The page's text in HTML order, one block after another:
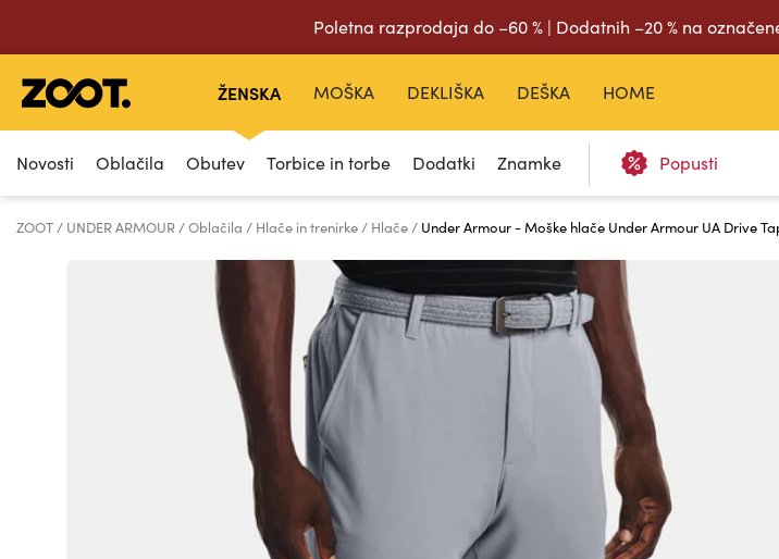
Poletna razprodaja do –60 % | Dodatnih –20 % na
ŽENSKA
Novosti Oblačila Obutev Torbice in torbe Dodatki Znamke Popusti
MOŠKA DEKLIŠKA DEŠKA HOME
ZOOT UNDER ARMOUR Oblačila Hlače in trenirke Hlače Under Armour - Moške hlače Under Armour UA Drive